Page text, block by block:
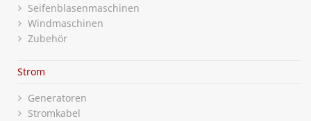
Seifenblasenmaschinen
Windmaschinen
Zubehör
Strom
Generatoren
Stromkabel